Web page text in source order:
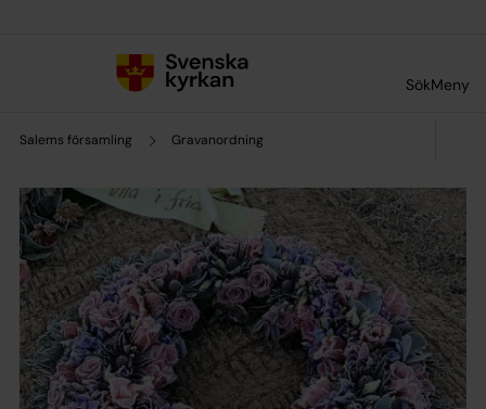
SökMeny
Salems församling Gravanordning